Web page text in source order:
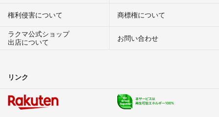
権利侵害について
商標権について
ラクマ公式ショップ
出店について
お問い合わせ
リンク